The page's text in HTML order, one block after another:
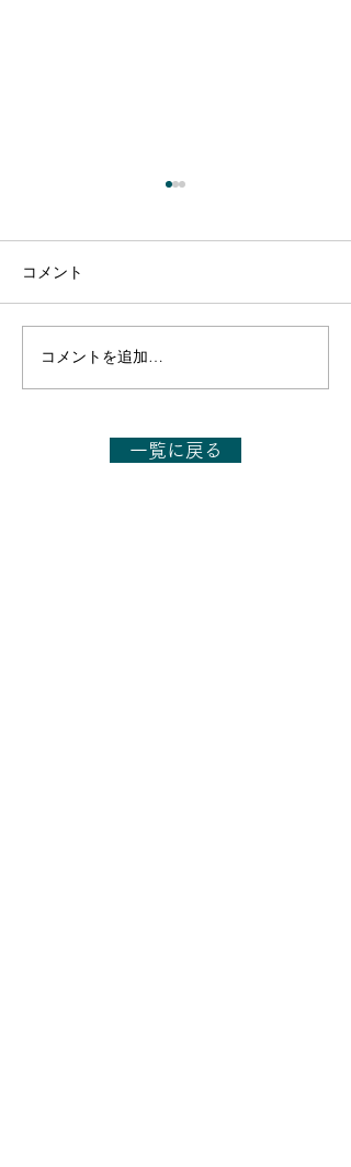
【出演のお知らせ】日本
テレビ「1億人の大質問!?
日(土)19:56～20:54
コメント
コメントを追加…
一覧に戻る